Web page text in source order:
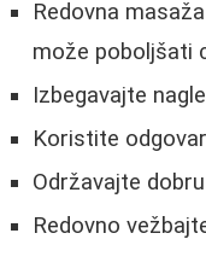
Redovna
može poboljšati
Izbegavajte
Koristite
Održavajte
Redovno